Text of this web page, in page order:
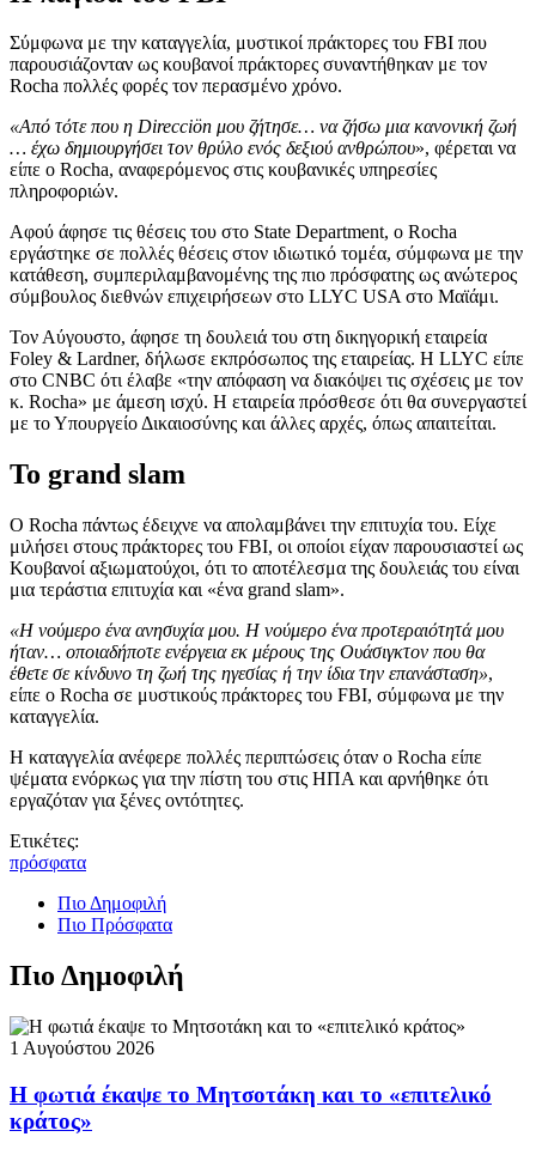
Σύμφωνα με την καταγγελία, μυστικοί πράκτορες του FBI που
παρουσιάζονταν ως κουβανοί πράκτορες συναντήθηκαν με τον
Rocha πολλές φορές τον περασμένο χρόνο.
«Από τότε που η Direcciön μου ζήτησε… να ζήσω μια κανονική ζωή
… έχω δημιουργήσει τον θρύλο ενός δεξιού ανθρώπου», φέρεται να
είπε ο Rocha, αναφερόμενος στις κουβανικές υπηρεσίες
πληροφοριών.
Αφού άφησε τις θέσεις του στο State Department, ο Rocha
εργάστηκε σε πολλές θέσεις στον ιδιωτικό τομέα, σύμφωνα με την
κατάθεση, συμπεριλαμβανομένης της πιο πρόσφατης ως ανώτερος
σύμβουλος διεθνών επιχειρήσεων στο LLYC USA στο Μαϊάμι.
Τον Αύγουστο, άφησε τη δουλειά του στη δικηγορική εταιρεία
Foley & Lardner, δήλωσε εκπρόσωπος της εταιρείας. Η LLYC είπε
στο CNBC ότι έλαβε «την απόφαση να διακόψει τις σχέσεις με τον
κ. Rocha» με άμεση ισχύ. Η εταιρεία πρόσθεσε ότι θα συνεργαστεί
με το Υπουργείο Δικαιοσύνης και άλλες αρχές, όπως απαιτείται.
Το grand slam
Ο Rocha πάντως έδειχνε να απολαμβάνει την επιτυχία του. Είχε
μιλήσει στους πράκτορες του FBI, οι οποίοι είχαν παρουσιαστεί ως
Κουβανοί αξιωματούχοι, ότι το αποτέλεσμα της δουλειάς του είναι
μια τεράστια επιτυχία και «ένα grand slam».
«Η νούμερο ένα ανησυχία μου. Η νούμερο ένα προτεραιότητά μου
ήταν… οποιαδήποτε ενέργεια εκ μέρους της Ουάσιγκτον που θα
έθετε σε κίνδυνο τη ζωή της ηγεσίας ή την ίδια την επανάσταση»,
είπε ο Rocha σε μυστικούς πράκτορες του FBI, σύμφωνα με την
καταγγελία.
Η καταγγελία ανέφερε πολλές περιπτώσεις όταν ο Rocha είπε
ψέματα ενόρκως για την πίστη του στις ΗΠΑ και αρνήθηκε ότι
εργαζόταν για ξένες οντότητες.
Ετικέτες:
πρόσφατα
Πιο Δημοφιλή
Πιο Πρόσφατα
Πιο Δημοφιλή
1 Αυγούστου 2026
Η φωτιά έκαψε το Μητσοτάκη και το «επιτελικό
κράτος»